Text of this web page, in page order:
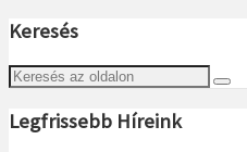
Keresés
Legfrissebb Híreink